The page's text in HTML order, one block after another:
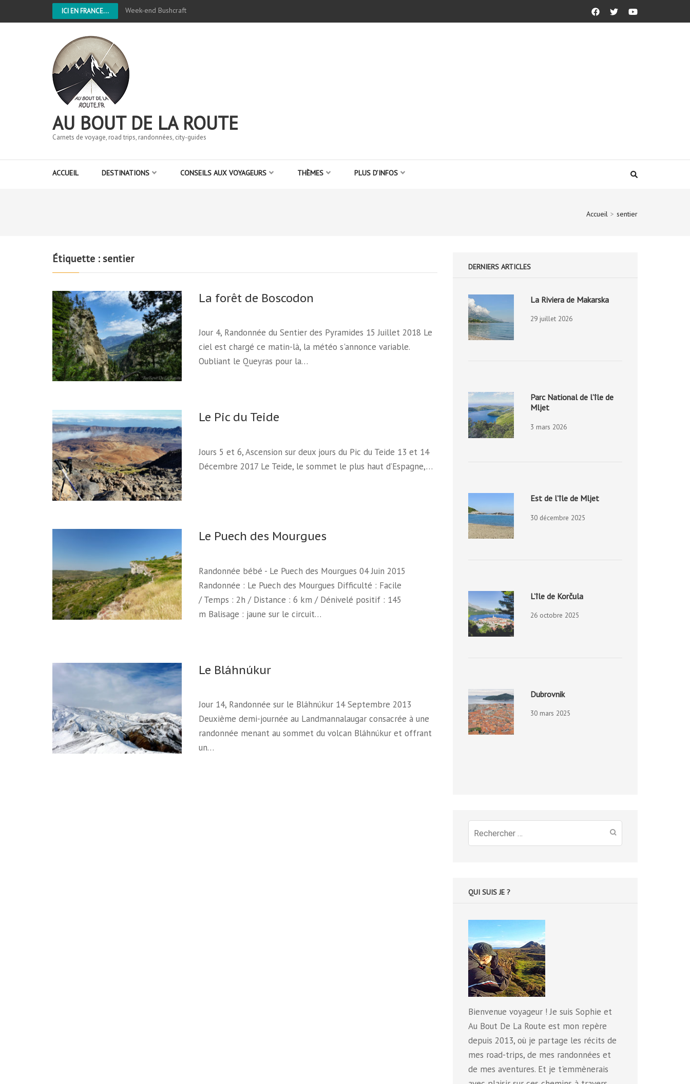
ICI EN FRANCE... Week-end Bushcraft
AU BOUT DE LA ROUTE
Carnets de voyage, road trips, randonnées, city-guides
ACCUEIL DESTINATIONS CONSEILS AUX VOYAGEURS THÈMES PLUS D’INFOS
Accueil > sentier
Étiquette :sentier
La forêt de Boscodon
Jour 4, Randonnée du Sentier des Pyramides 15 Juillet 2018 Le
ciel est chargé ce matin-là, la météo s'annonce variable.
Oubliant le Queyras pour la…
Le Pic du Teide
Jours 5 et 6, Ascension sur deux jours du Pic du Teide 13 et 14
Décembre 2017 Le Teide, le sommet le plus haut d’Espagne,…
Le Puech des Mourgues
Randonnée bébé - Le Puech des Mourgues 04 Juin 2015
Randonnée : Le Puech des Mourgues Difficulté : Facile
/ Temps : 2h / Distance : 6 km / Dénivelé positif : 145
m Balisage : jaune sur le circuit…
Le Bláhnúkur
Jour 14, Randonnée sur le Bláhnúkur 14 Septembre 2013
Deuxième demi-journée au Landmannalaugar consacrée à une
randonnée menant au sommet du volcan Bláhnúkur et offrant
un…
DERNIERS ARTICLES
La Riviera de Makarska
29 juillet 2026
Parc National de l’île de
Mljet
3 mars 2026
Est de l’île de Mljet
30 décembre 2025
L’île de Korčula
26 octobre 2025
Dubrovnik
30 mars 2025
Recherche
pour
QUI SUIS JE ?
Bienvenue voyageur ! Je suis Sophie et
Au Bout De La Route est mon repère
depuis 2013, où je partage les récits de
mes road-trips, de mes randonnées et
de mes aventures. Et je t'emmènerais